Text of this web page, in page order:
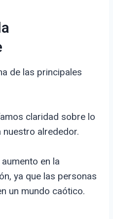
de las principales
claridad sobre lo
alrededor.
en la
ya que las personas
un mundo caótico.